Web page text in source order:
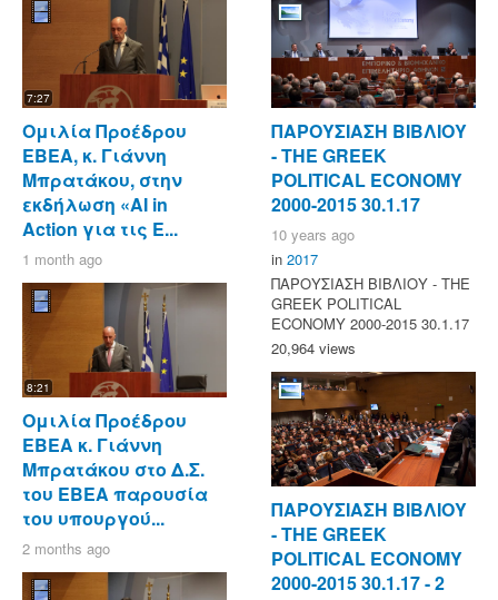
7:27
Ομιλία Προέδρου
ΕΒΕΑ, κ. Γιάννη
Μπρατάκου, στην
εκδήλωση «AI in
Action για τις Ε...
1 month ago
8:21
Ομιλία Προέδρου
ΕΒΕΑ κ. Γιάννη
Μπρατάκου στο Δ.Σ.
του ΕΒΕΑ παρουσία
του υπουργού...
2 months ago
ΠΑΡΟΥΣΙΑΣΗ ΒΙΒΛΙΟΥ
- ΤΗΕ GREEK
POLITICAL ECONOMY
2000-2015 30.1.17
10 years ago
in 2017
ΠΑΡΟΥΣΙΑΣΗ ΒΙΒΛΙΟΥ - ΤΗΕ
GREEK POLITICAL
ECONOMY 2000-2015 30.1.17
20,964 views
ΠΑΡΟΥΣΙΑΣΗ ΒΙΒΛΙΟΥ
- ΤΗΕ GREEK
POLITICAL ECONOMY
2000-2015 30.1.17 - 2